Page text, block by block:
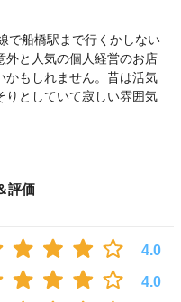
で船橋駅まで行くかしない
外と人気の個人経営のお店
かもしれません。昔は活気
りとしていて寂しい雰囲気
評価
4.0
4.0